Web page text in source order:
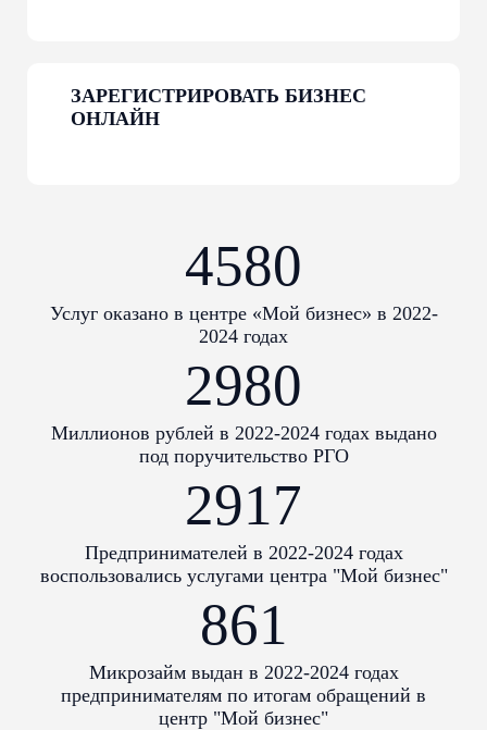
КАТАЛОГ
ФИНАНСОВЫЕ ИНСТРУМЕНТЫ
ЗАРЕГИСТРИРОВАТЬ БИЗНЕС
ОНЛАЙН
4580
Услуг оказано в центре «Мой бизнес» в 2022-
2024 годах
2980
Миллионов рублей в 2022-2024 годах выдано
под поручительство РГО
2917
Предпринимателей в 2022-2024 годах
воспользовались услугами центра "Мой бизнес"
861
Микрозайм выдан в 2022-2024 годах
предпринимателям по итогам обращений в
центр "Мой бизнес"